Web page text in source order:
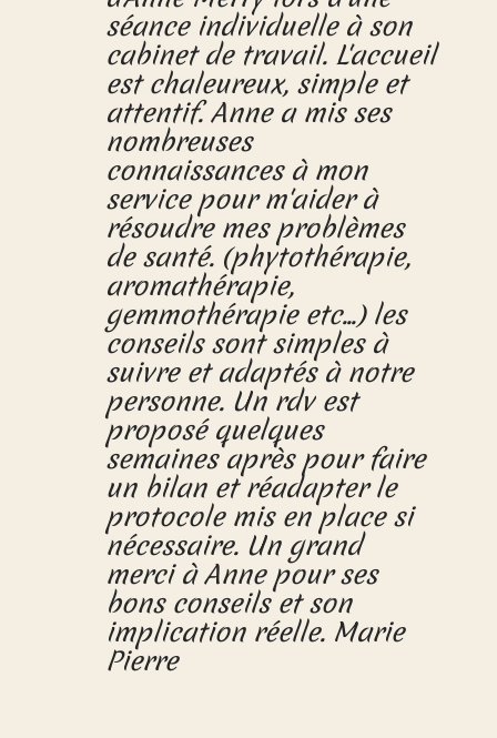
séance individuelle à son
cabinet de travail. L'accueil
est chaleureux, simple et
attentif. Anne a mis ses
nombreuses
connaissances à mon
service pour m'aider à
résoudre mes problèmes
de santé. (phytothérapie,
aromathérapie,
gemmothérapie etc...) les
conseils sont simples à
suivre et adaptés à notre
personne. Un rdv est
proposé quelques
semaines après pour faire
un bilan et réadapter le
protocole mis en place si
nécessaire. Un grand
merci à Anne pour ses
bons conseils et son
implication réelle. Marie
Pierre